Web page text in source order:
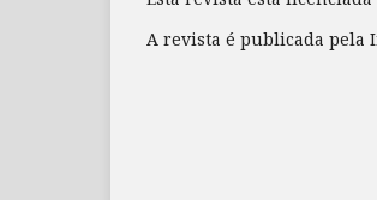
A revista é publicada pela